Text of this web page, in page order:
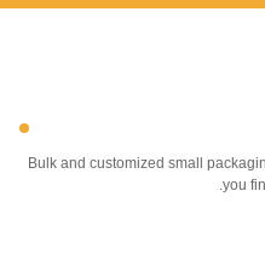
Bulk and customized small
you